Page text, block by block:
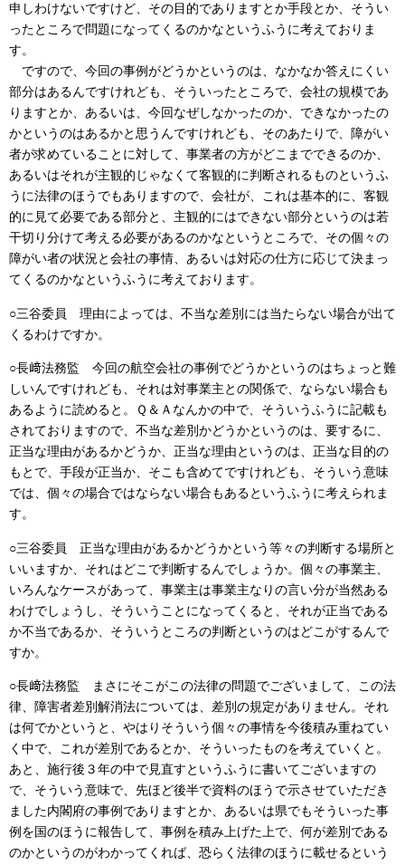
申しわけないですけど、その目的でありますとか手段とか、そうい
ったところで問題になってくるのかなというふうに考えておりま
す。
ですので、今回の事例がどうかというのは、なかなか答えにくい
部分はあるんですけれども、そういったところで、会社の規模であ
りますとか、あるいは、今回なぜしなかったのか、できなかったの
かというのはあるかと思うんですけれども、そのあたりで、障がい
者が求めていることに対して、事業者の方がどこまでできるのか、
あるいはそれが主観的じゃなくて客観的に判断されるものというふ
うに法律のほうでもありますので、会社が、これは基本的に、客観
的に見て必要である部分と、主観的にはできない部分というのは若
干切り分けて考える必要があるのかなというところで、その個々の
障がい者の状況と会社の事情、あるいは対応の仕方に応じて決まっ
てくるのかなというふうに考えております。
○三谷委員 理由によっては、不当な差別には当たらない場合が出て
くるわけですか。
○長﨑法務監 今回の航空会社の事例でどうかというのはちょっと難
しいんですけれども、それは対事業主との関係で、ならない場合も
あるように読めると。Ｑ＆Ａなんかの中で、そういうふうに記載も
されておりますので、不当な差別かどうかというのは、要するに、
正当な理由があるかどうか、正当な理由というのは、正当な目的の
もとで、手段が正当か、そこも含めてですけれども、そういう意味
では、個々の場合ではならない場合もあるというふうに考えられま
す。
○三谷委員 正当な理由があるかどうかという等々の判断する場所と
いいますか、それはどこで判断するんでしょうか。個々の事業主、
いろんなケースがあって、事業主は事業主なりの言い分が当然ある
わけでしょうし、そういうことになってくると、それが正当である
か不当であるか、そういうところの判断というのはどこがするんで
すか。
○長﨑法務監 まさにそこがこの法律の問題でございまして、この法
律、障害者差別解消法については、差別の規定がありません。それ
は何でかというと、やはりそういう個々の事情を今後積み重ねてい
く中で、これが差別であるとか、そういったものを考えていくと。
あと、施行後３年の中で見直すというふうに書いてございますの
で、そういう意味で、先ほど後半で資料のほうで示させていただき
ました内閣府の事例でありますとか、あるいは県でもそういった事
例を国のほうに報告して、事例を積み上げた上で、何が差別である
のかというのがわかってくれば、恐らく法律のほうに載せるという